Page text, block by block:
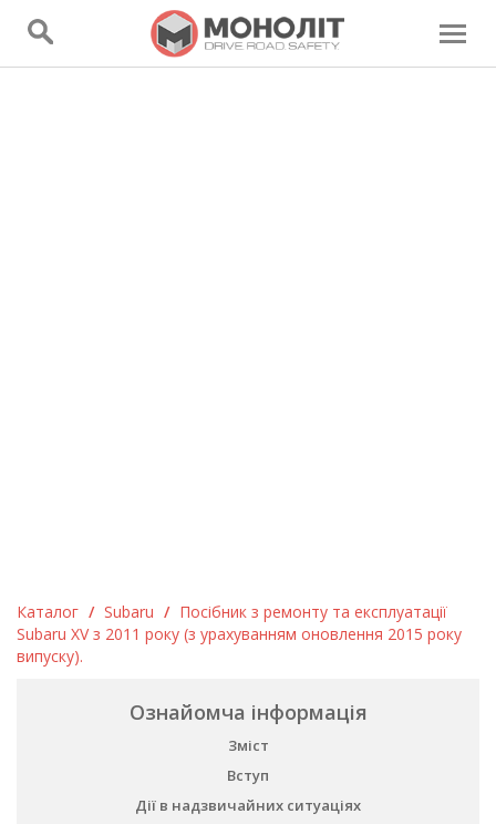
Каталог / Subaru / Посібник з ремонту та експлуатації
Subaru XV з 2011 року (з урахуванням оновлення 2015 року
випуску).
Ознайомча інформація
Зміст
Вступ
Дії в надзвичайних ситуаціях